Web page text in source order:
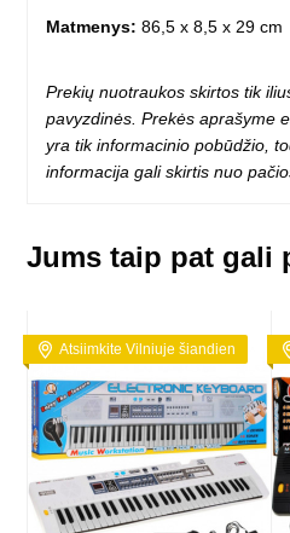
Matmenys:86,5 x 8,5 x 29 cm
Prekių nuotraukos skirtos tik
pavyzdinės. Prekės aprašyme
yra tik informacinio pobūdžio,
informacija gali skirtis nuo
Jums taip pat gali
Atsiimkite Vilniuje šiandien